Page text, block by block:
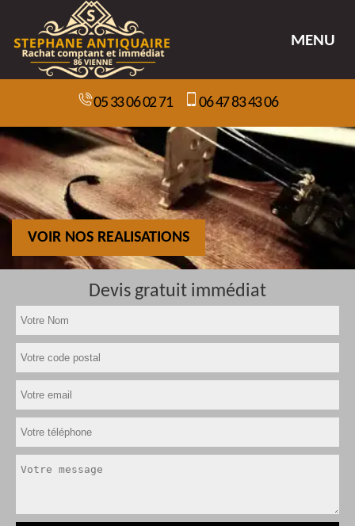
MENU
05 33 06 02 71 06 47 83 43 06
VOIR NOS REALISATIONS
Devis gratuit immédiat